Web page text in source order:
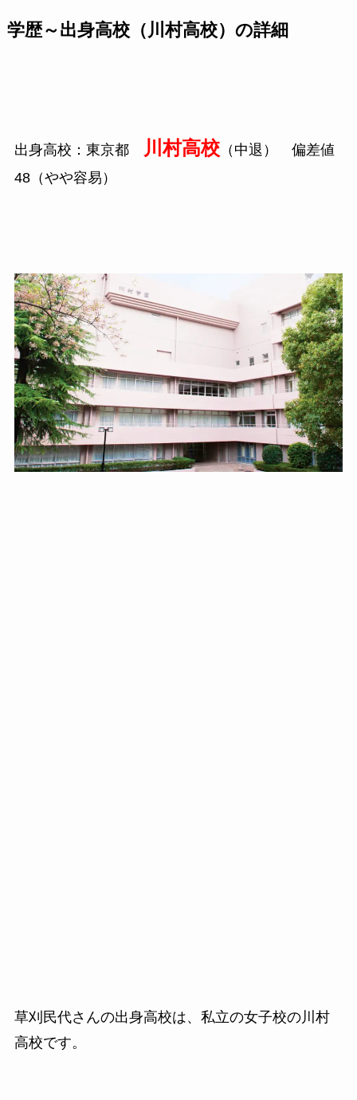
学歴～出身高校（川村高校）の詳細
出身高校：東京都 川村高校（中退） 偏差値
48（やや容易）
草刈民代さんの出身高校は、私立の女子校の川村
高校です。